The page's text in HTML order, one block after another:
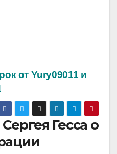
от Yury09011 и
Гесса о